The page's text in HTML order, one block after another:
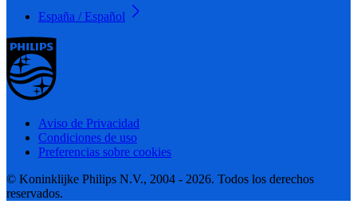
España / Español
Aviso de Privacidad
Condiciones de uso
Preferencias sobre cookies
© Koninklijke Philips N.V., 2004 - 2026. Todos los derechos
reservados.